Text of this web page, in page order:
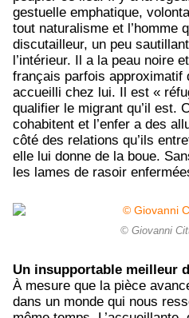
gestuelle emphatique,
tout naturalisme et l’homme
discutailleur, un peu
l’intérieur. Il a la peau noire
français parfois approximatif
accueilli chez lui. Il est «
qualifier le migrant qu’il est.
cohabitent et l’enfer a des
côté des relations qu’ils
elle lui donne de la boue.
les lames de rasoir
© Giovanni
Un insupportable meilleur
À mesure que la pièce
dans un monde qui nous